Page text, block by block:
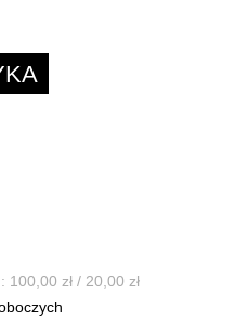
100,00 zł / 20,00 zł